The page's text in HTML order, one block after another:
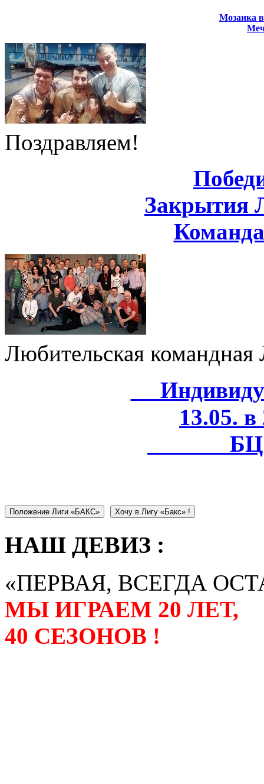
Мозаика в
Поздравляем!
Закрытия
Любительская
13.05.
БЦ
Положение Лиги «БАКС» Хочу в Лигу «Бакс» !
НАШ ДЕВИЗ :
«ПЕРВАЯ, ВСЕГДА
МЫ ИГРАЕМ 20 ЛЕТ,
40 СЕЗОНОВ !